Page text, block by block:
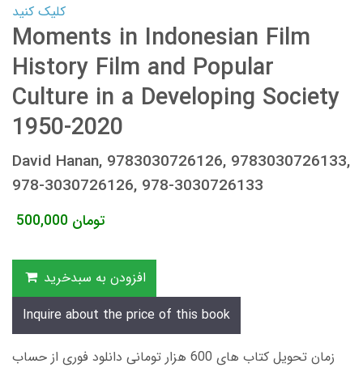
کلیک کنید
Moments in Indonesian Film
History Film and Popular
Culture in a Developing Society
1950-2020
David Hanan, 9783030726126, 9783030726133,
978-3030726126, 978-3030726133
500,000 تومان
افزودن به سبدخرید
Inquire about the price of this book
زمان تحویل کتاب های 600 هزار تومانی دانلود فوری از حساب